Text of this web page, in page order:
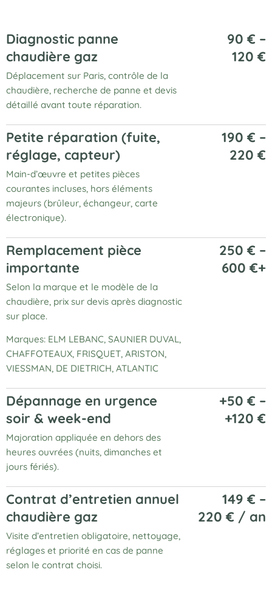
Diagnostic panne
chaudière gaz
Déplacement sur Paris, contrôle de la
chaudière, recherche de panne et devis
détaillé avant toute réparation.
90 € –
120 €
Petite réparation (fuite,
réglage, capteur)
Main-d’œuvre et petites pièces
courantes incluses, hors éléments
majeurs (brûleur, échangeur, carte
électronique).
190 € –
220 €
Remplacement pièce
importante
Selon la marque et le modèle de la
chaudière, prix sur devis après diagnostic
sur place.
Marques: ELM LEBANC, SAUNIER DUVAL,
CHAFFOTEAUX, FRISQUET, ARISTON,
VIESSMAN, DE DIETRICH, ATLANTIC
250 € –
600 €+
Dépannage en urgence
soir & week-end
Majoration appliquée en dehors des
heures ouvrées (nuits, dimanches et
jours fériés).
+50 € –
+120 €
Contrat d’entretien annuel
chaudière gaz
Visite d’entretien obligatoire, nettoyage,
réglages et priorité en cas de panne
selon le contrat choisi.
149 € –
220 € / an